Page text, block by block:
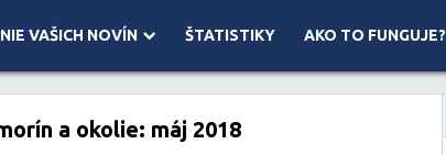
VAŠICH NOVÍN ŠTATISTIKY AKO TO FUNGUJE?
©Mapbox
a okolie: máj 2018